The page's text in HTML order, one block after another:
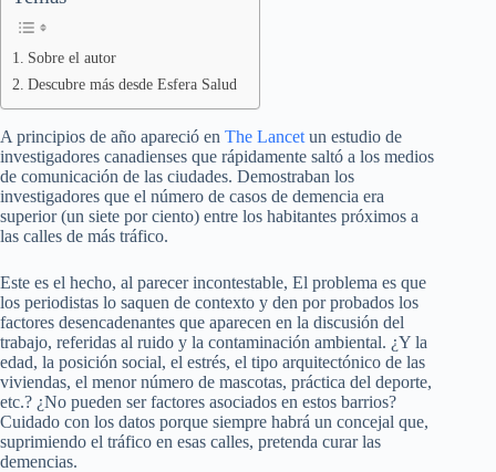
Sobre el autor
Descubre más desde Esfera Salud
A principios de año apareció en The Lancet un estudio de
investigadores canadienses que rápidamente saltó a los medios
de comunicación de las ciudades. Demostraban los
investigadores que el número de casos de demencia era
superior (un siete por ciento) entre los habitantes próximos a
las calles de más tráfico.
Este es el hecho, al parecer incontestable, El problema es que
los periodistas lo saquen de contexto y den por probados los
factores desencadenantes que aparecen en la discusión del
trabajo, referidas al ruido y la contaminación ambiental. ¿Y la
edad, la posición social, el estrés, el tipo arquitectónico de las
viviendas, el menor número de mascotas, práctica del deporte,
etc.? ¿No pueden ser factores asociados en estos barrios?
Cuidado con los datos porque siempre habrá un concejal que,
suprimiendo el tráfico en esas calles, pretenda curar las
demencias.